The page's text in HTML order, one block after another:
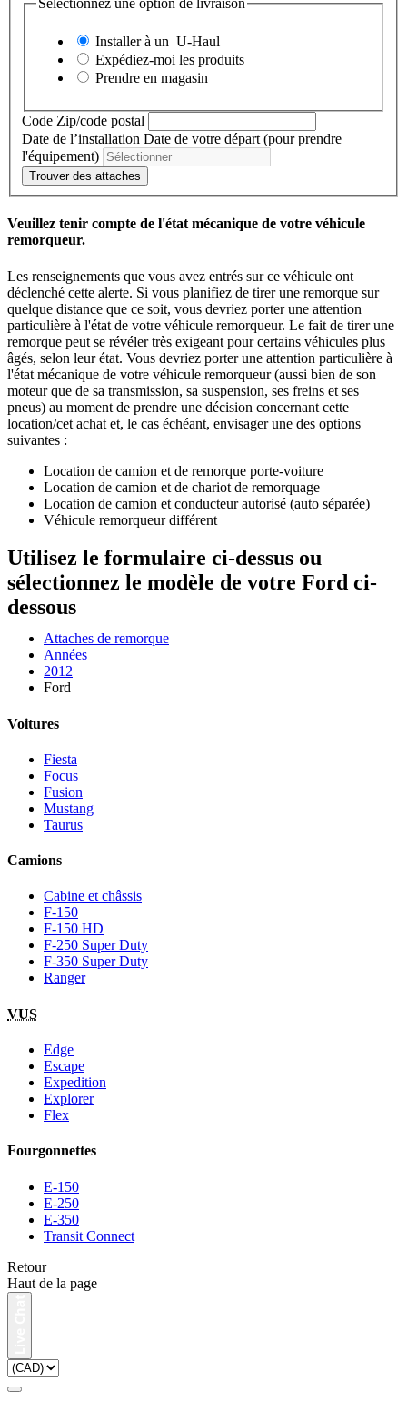
Sélectionnez une option de livraison
Installer à un U-Haul
Expédiez-moi les produits
Prendre en magasin
Code Zip/code postal
Date de l’installation Date de votre départ (pour prendre
l'équipement)
Trouver des attaches
Veuillez tenir compte de l'état mécanique de votre véhicule
remorqueur.
Les renseignements que vous avez entrés sur ce véhicule ont
déclenché cette alerte. Si vous planifiez de tirer une remorque sur
quelque distance que ce soit, vous devriez porter une attention
particulière à l'état de votre véhicule remorqueur. Le fait de tirer une
remorque peut se révéler très exigeant pour certains véhicules plus
âgés, selon leur état. Vous devriez porter une attention particulière à
l'état mécanique de votre véhicule remorqueur (aussi bien de son
moteur que de sa transmission, sa suspension, ses freins et ses
pneus) au moment de prendre une décision concernant cette
location/cet achat et, le cas échéant, envisager une des options
suivantes :
Location de camion et de remorque porte-voiture
Location de camion et de chariot de remorquage
Location de camion et conducteur autorisé (auto séparée)
Véhicule remorqueur différent
Utilisez le formulaire ci-dessus ou
sélectionnez le modèle de votre Ford ci-
dessous
Attaches de remorque
Années
2012
Ford
Voitures
Fiesta
Focus
Fusion
Mustang
Taurus
Camions
Cabine et châssis
F-150
F-150 HD
F-250 Super Duty
F-350 Super Duty
Ranger
VUS
Edge
Escape
Expedition
Explorer
Flex
Fourgonnettes
E-150
E-250
E-350
Transit Connect
Retour
Haut de la page